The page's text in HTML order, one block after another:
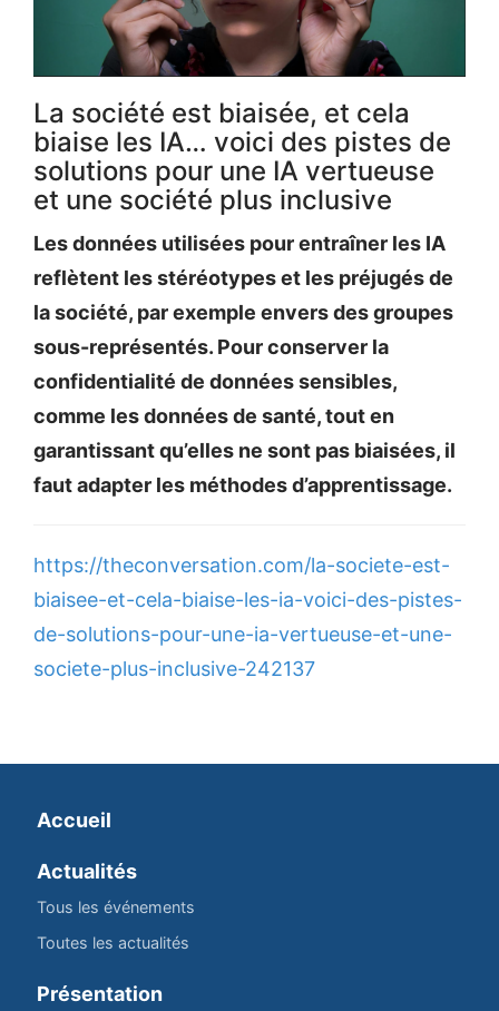
La société est biaisée, et cela
biaise les IA… voici des pistes de
solutions pour une IA vertueuse
et une société plus inclusive
Les données utilisées pour entraîner les IA
reflètent les stéréotypes et les préjugés de
la société, par exemple envers des groupes
sous-représentés. Pour conserver la
confidentialité de données sensibles,
comme les données de santé, tout en
garantissant qu’elles ne sont pas biaisées, il
faut adapter les méthodes d’apprentissage.
https://theconversation.com/la-societe-est-
biaisee-et-cela-biaise-les-ia-voici-des-pistes-
de-solutions-pour-une-ia-vertueuse-et-une-
societe-plus-inclusive-242137
Accueil
Actualités
Tous les événements
Toutes les actualités
Présentation